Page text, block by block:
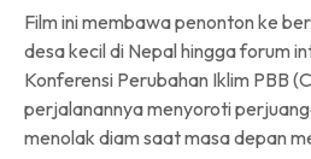
Film ini membawa penonton ke
desa kecil di Nepal hingga forum
Konferensi Perubahan Iklim PBB
perjalanannya menyoroti
menolak diam saat masa depan